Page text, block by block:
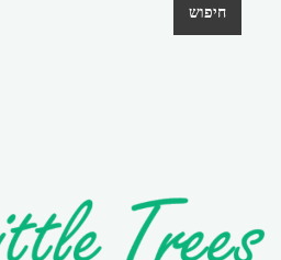
חיפוש